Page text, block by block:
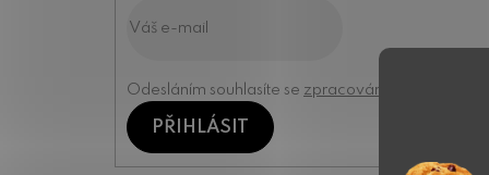
Odesláním souhlasíte se zpracováním osobních
PŘIHLÁSIT